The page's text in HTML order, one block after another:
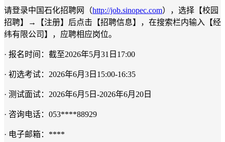
请登录中国石化招聘网（http://job.sinopec.com），选择【校园
招聘】→【注册】后点击【招聘信息】，在搜索栏内输入【经
纬有限公司】，应聘相应岗位。
· 报名时间：截至2026年5月31日17:00
· 初选考试：2026年6月3日15:00-16:35
· 测试面试：2026年6月5日-2026年6月20日
· 咨询电话：053****88929
· 电子邮箱：****